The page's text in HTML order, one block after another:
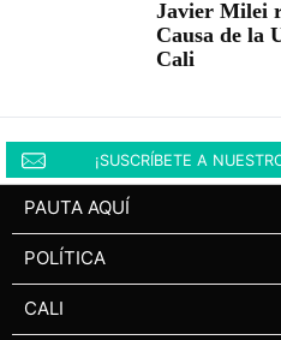
Javier Milei
Causa de la
Cali
¡SUSCRÍBETE A
PAUTA AQUÍ
POLÍTICA
CALI